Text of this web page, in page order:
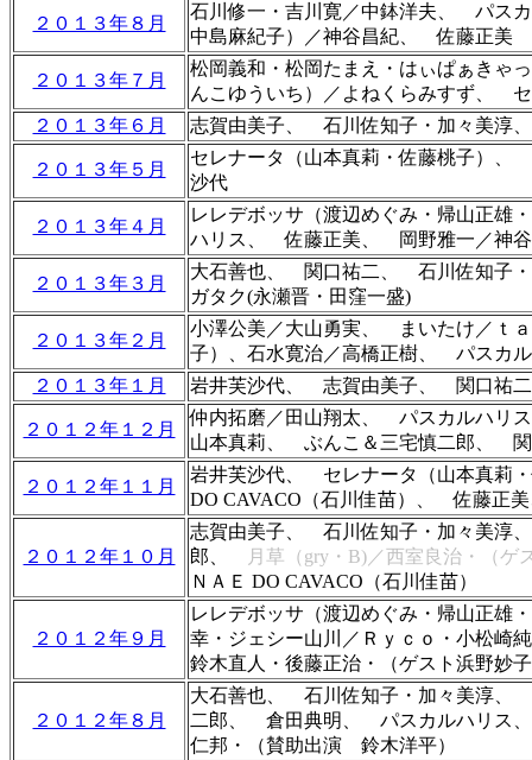
２０１３年８月
石川修一・吉川寛／中鉢洋夫、 パス
中島麻紀子）／神谷昌紀、 佐藤正美
２０１３年７月
松岡義和・松岡たまえ・はぃぱぁき
んこゆういち）／よねくらみすず、
２０１３年６月
志賀由美子 、 石川佐知子・加々美淳
２０１３年５月
セレナータ（山本真莉・佐藤桃子）
沙代
２０１３年４月
レレデボッサ（渡辺めぐみ・帰山正
ハリス
、 佐藤正美、 岡野雅一／神
２０１３年３月
大石善也 、 関口祐二
、 石川佐知子
ガタク(永瀬晋・田窪一盛)
２０１３年２月
小澤公美／大山勇実、 まいたけ／ｔ
子）、石水寛治／高橋正樹、 パスカ
２０１３年１月
岩井芙沙代、 志賀由美子 、 関口祐二
２０１２年１２月
仲内拓磨／田山翔太、 パスカルハリス
山本真莉、 ぶんこ＆三宅慎二郎、
２０１２年１１月
岩井芙沙代、 セレナータ（山本真莉
DO CAVACO（石川佳苗）、 佐藤
２０１２年１０月
志賀由美子、 石川佐知子・加々美淳
郎、
月草（gry・B)／西室良治・（ゲ
ＮＡＥ DO CAVACO（石川佳苗）
２０１２年９月
レレデボッサ（渡辺めぐみ・帰山正雄
幸・ジェシー山川／Ｒｙｃｏ・小松
鈴木直人・後藤正治・（ゲスト浜野
２０１２年８月
大石善也 石川佐知子・加々美淳
二郎、 倉田典明、 パスカルハリス
仁邦・（賛助出演 鈴木洋平）